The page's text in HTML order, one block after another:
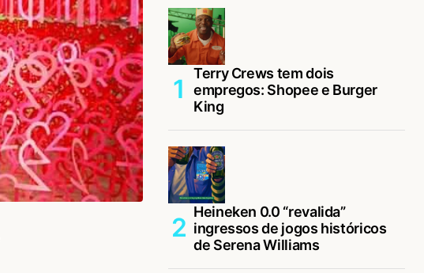
Terry Crews tem dois
empregos: Shopee e Burger
King
Heineken 0.0 “revalida”
ingressos de jogos históricos
de Serena Williams